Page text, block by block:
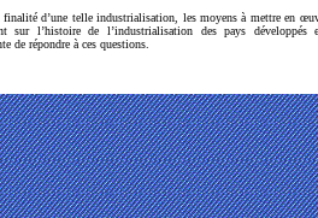
d’une telle industrialisation, les moyens à mettre en
sur l’histoire de l’industrialisation des pays
de répondre à ces questions.